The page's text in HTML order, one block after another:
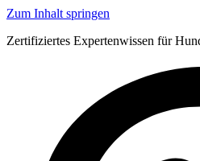
Zum Inhalt springen
Zertifiziertes Expertenwissen für